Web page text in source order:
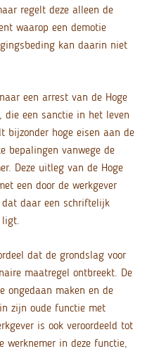
regelt deze alleen de
waarop een demotie
kan daarin niet
een arrest van de Hoge
die een sanctie in het leven
bijzonder hoge eisen aan de
bepalingen vanwege de
Deze uitleg van de Hoge
een door de werkgever
dat daar een schriftelijk
ligt.
dat de grondslag voor
maatregel ontbreekt. De
ongedaan maken en de
zijn oude functie met
is ook veroordeeld tot
werknemer in deze functie,